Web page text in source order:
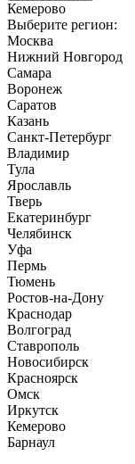
Кемерово
Выберите регион:
Москва
Нижний Новгород
Самара
Воронеж
Саратов
Казань
Санкт-Петербург
Владимир
Тула
Ярославль
Тверь
Екатеринбург
Челябинск
Уфа
Пермь
Тюмень
Ростов-на-Дону
Краснодар
Волгоград
Ставрополь
Новосибирск
Красноярск
Омск
Иркутск
Кемерово
Барнаул